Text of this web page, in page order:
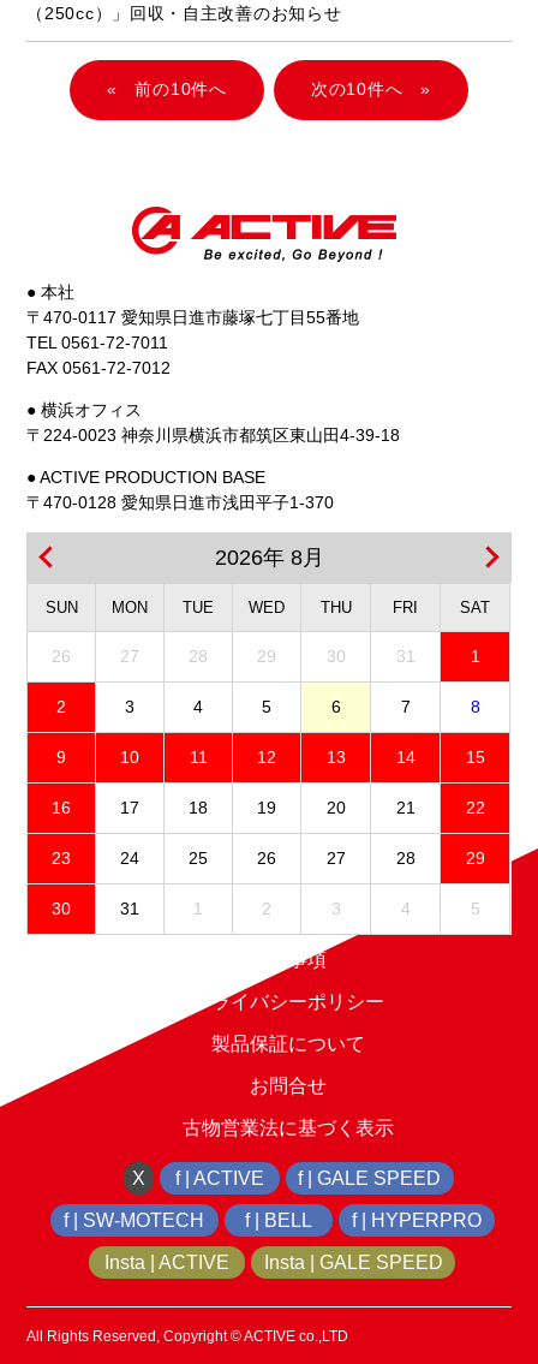
（250cc）」回収・自主改善のお知らせ
« »
● 本社
〒470-0117 愛知県日進市藤塚七丁目55番地
TEL 0561-72-7011
FAX 0561-72-7012
● 横浜オフィス
〒224-0023 神奈川県横浜市都筑区東山田4-39-18
● ACTIVE PRODUCTION BASE
〒470-0128 愛知県日進市浅田平子1-370
2026年 8月
SUN MON TUE WED THU FRI SAT
26 27 28 29 30 31 1
2 3 4 5 6 7 8
9 10 11 12 13 14 15
16 17 18 19 20 21 22
23 24 25 26 27 28 29
30 31 1 2 3 4 5
免責事項
プライバシーポリシー
製品保証について
お問合せ
古物営業法に基づく表示
X f | ACTIVE f | GALE SPEED
f | SW-MOTECH f | BELL f | HYPERPRO
Insta | ACTIVE Insta | GALE SPEED
All Rights Reserved, Copyright © ACTIVE co.,LTD